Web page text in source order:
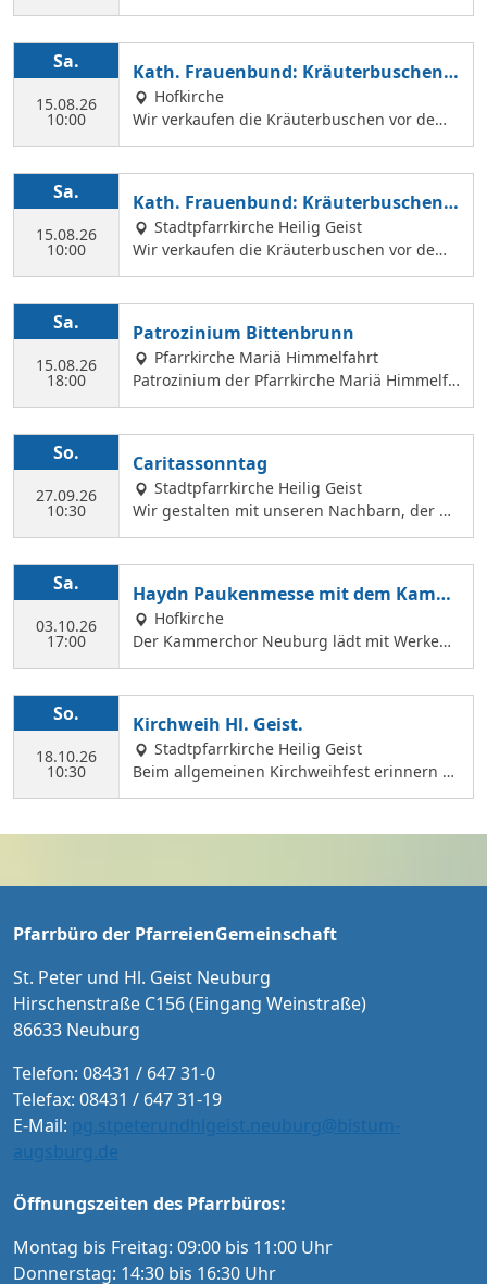
m Kahlhof. Wir brauchen viele Helferinnen z
der Hl. Geist Kirche Kräuterbuschen verkauf
en können.
Sa.
15.08.26
10:00
Kath. Frauenbund: Kräuterbuschen V
erkauf
Hofkirche
Wir verkaufen die Kräuterbuschen vor dem
Festgottesdienst in der Hofkirche.
Sa.
15.08.26
10:00
Kath. Frauenbund: Kräuterbuschen V
erkauf
Stadtpfarrkirche Heilig Geist
Wir verkaufen die Kräuterbuschen vor dem
Festgottesdienst in der Hl. Geist Kirche.
Sa.
15.08.26
18:00
Patrozinium Bittenbrunn
Pfarrkirche Mariä Himmelfahrt
Patrozinium der Pfarrkirche Mariä Himmelfa
hrt in Bittenbrunn Um 18:00 Uhr Festgottesd
Gestaltung durch den Kirchenchor Laetare, l
eckere Speisen, Fassbier und Weinbar. Kind
erprogramm Wir freuen uns auf dich!
So.
27.09.26
10:30
Caritassonntag
Stadtpfarrkirche Heilig Geist
Wir gestalten mit unseren Nachbarn, der Ca
ritasstation den Gottesdienst.
Sa.
03.10.26
17:00
Haydn Paukenmesse mit dem Kamm
erchor
Hofkirche
Der Kammerchor Neuburg lädt mit Werken
von Josef Haydn zum Konzert in der Hofkirch
ese Hob. XXIIIc:2 KAMMERCHOR NEUBURG S
olisten: KATHARINA WITTMANN Sopran JUDI
TH WERNER Alt TOBIAS GRÜNDL Tenor WILF
RIED MICHL Bass ORCHESTER COLLEGIUM M
weis Karten an der Abendkasse und ab Sept
ion Neuburg und im Pfarrbüro der PG Neub
So.
18.10.26
10:30
Kirchweih Hl. Geist.
Stadtpfarrkirche Heilig Geist
Beim allgemeinen Kirchweihfest erinnern wi
r uns an die Weihe der fünf Altäre von Hl. G
dass der Heilige Geist aus lebendigen Stein
Pfarrbüro der PfarreienGemeinschaft
St. Peter und Hl. Geist Neuburg
Hirschenstraße C156 (Eingang Weinstraße)
86633 Neuburg
Telefon: 08431 / 647 31-0
Telefax: 08431 / 647 31-19
E-Mail: pg.stpeterundhlgeist.neuburg@bistum-
augsburg.de
Öffnungszeiten des Pfarrbüros:
Montag bis Freitag: 09:00 bis 11:00 Uhr
Donnerstag: 14:30 bis 16:30 Uhr